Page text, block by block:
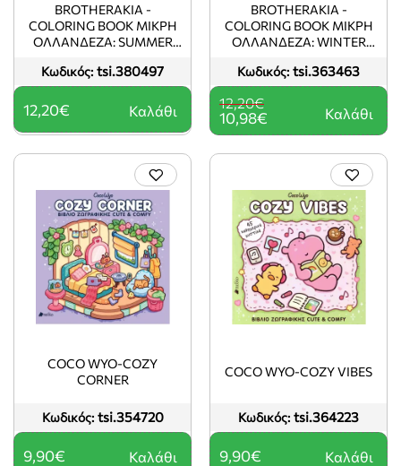
Κωδικός: tsi.380497
BROTHERAKIA -
COLORING BOOK ΜΙΚΡΗ
ΟΛΛΑΝΔΕΖΑ: SUMMER
12,20€ Καλάθι
Κωδικός: tsi.363463
BROTHERAKIA -
COLORING BOOK ΜΙΚΡΗ
ΟΛΛΑΝΔΕΖΑ: WINTER
10,98€
12,20€
Καλάθι
Κωδικός: tsi.354720
COCO WYO-COZY
CORNER
9,90€ Καλάθι
Κωδικός: tsi.364223
COCO WYO-COZY VIBES
9,90€ Καλάθι